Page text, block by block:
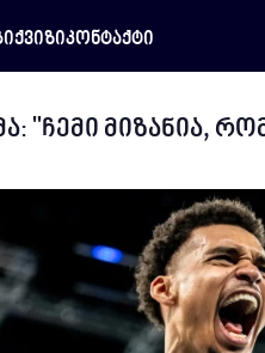
ქვიზიკონტაქტი
"ჩემი მიზანია,